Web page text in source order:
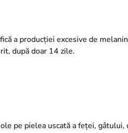
a producției excesive de
după doar 14 zile.
pe pielea uscată a feței,